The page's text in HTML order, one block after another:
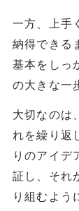
一方、上手
納得できる
基本をしっ
の大きな一
大切なのは
れを繰り返
りのアイデ
証し、それ
り組むよう